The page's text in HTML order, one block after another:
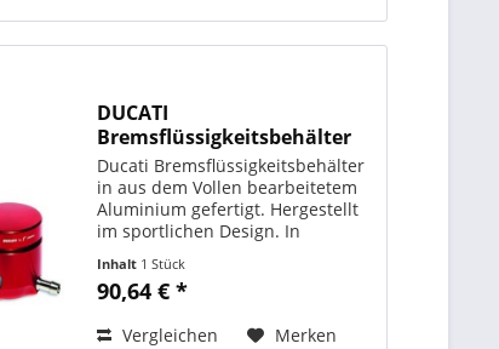
DUCATI
Bremsflüssigkeitsbehälter
by Rizoma...
Ducati Bremsflüssigkeitsbehälter
in aus dem Vollen bearbeitetem
Aluminium gefertigt. Hergestellt
im sportlichen Design. In
entwickelt. ORIGINAL DUCATI
PERFORMANCE Art. - Nr.:
Inhalt 1 Stück
90,64 € *
Vergleichen Merken